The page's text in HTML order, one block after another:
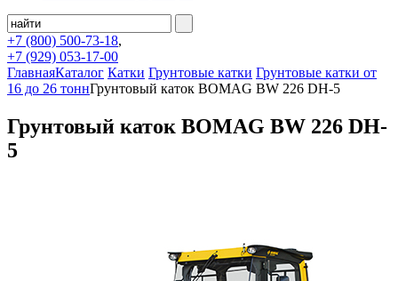
+7 (800) 500-73-18,
+7 (929) 053-17-00
ГлавнаяКаталог Катки Грунтовые катки Грунтовые катки от
16 до 26 тоннГрунтовый каток BOMAG BW 226 DH-5
Грунтовый каток BOMAG BW 226 DH-
5